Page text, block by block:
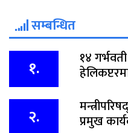
सम्बन्धित
१. १४
२. प्रमुख